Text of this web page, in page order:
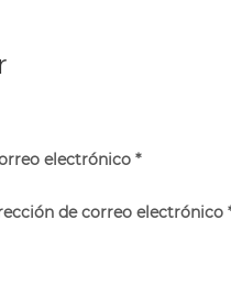
electrónico *
de correo electrónico